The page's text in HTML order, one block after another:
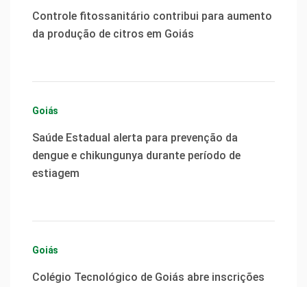
Controle fitossanitário contribui para aumento
da produção de citros em Goiás
Goiás
Saúde Estadual alerta para prevenção da
dengue e chikungunya durante período de
estiagem
Goiás
Colégio Tecnológico de Goiás abre inscrições